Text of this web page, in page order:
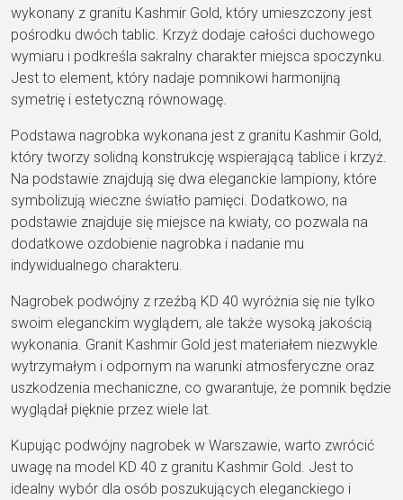
wykonany z granitu Kashmir Gold, który umieszczony jest
pośrodku dwóch tablic. Krzyż dodaje całości duchowego
wymiaru i podkreśla sakralny charakter miejsca spoczynku.
Jest to element, który nadaje pomnikowi harmonijną
symetrię i estetyczną równowagę.
Podstawa nagrobka wykonana jest z granitu Kashmir Gold,
który tworzy solidną konstrukcję wspierającą tablice i krzyż.
Na podstawie znajdują się dwa eleganckie lampiony, które
symbolizują wieczne światło pamięci. Dodatkowo, na
podstawie znajduje się miejsce na kwiaty, co pozwala na
dodatkowe ozdobienie nagrobka i nadanie mu
indywidualnego charakteru.
Nagrobek podwójny z rzeźbą KD 40 wyróżnia się nie tylko
swoim eleganckim wyglądem, ale także wysoką jakością
wykonania. Granit Kashmir Gold jest materiałem niezwykle
wytrzymałym i odpornym na warunki atmosferyczne oraz
uszkodzenia mechaniczne, co gwarantuje, że pomnik będzie
wyglądał pięknie przez wiele lat.
Kupując podwójny nagrobek w Warszawie, warto zwrócić
uwagę na model KD 40 z granitu Kashmir Gold. Jest to
idealny wybór dla osób poszukujących eleganckiego i